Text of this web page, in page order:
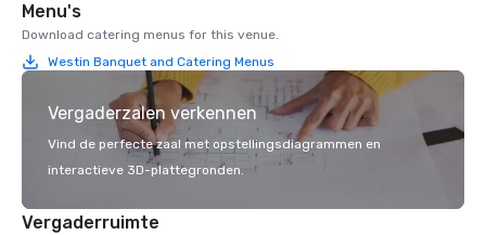
Menu's
Download catering menus for this venue.
Westin Banquet and Catering Menus
Vergaderzalen verkennen
Vind de perfecte zaal met opstellingsdiagrammen en
interactieve 3D-plattegronden.
Vergaderruimte